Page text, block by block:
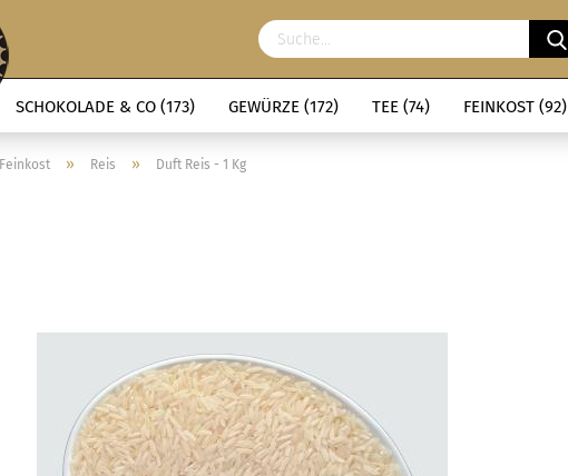
SCHOKOLADE & CO (173) GEWÜRZE (172) TEE (74) FEINKOST (92)
Feinkost » Reis » Duft Reis - 1 Kg